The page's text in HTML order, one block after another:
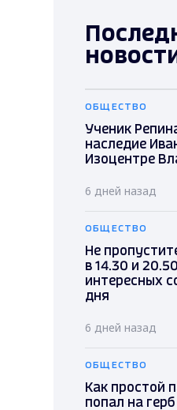
ОБЩЕСТВО
Ученик
наследие
Изоцентре
6 дней назад
ОБЩЕСТВО
Не
в 14.30 и
интересных
дня
6 дней назад
ОБЩЕСТВО
Как простой
попал на